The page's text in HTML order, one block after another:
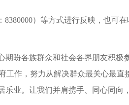
8380000）等方式进行反映，也可在
盼各族群众和社会各界朋友积极
工作，努力从解决群众最关心最直
乐业。让我们并肩携手、同心同向